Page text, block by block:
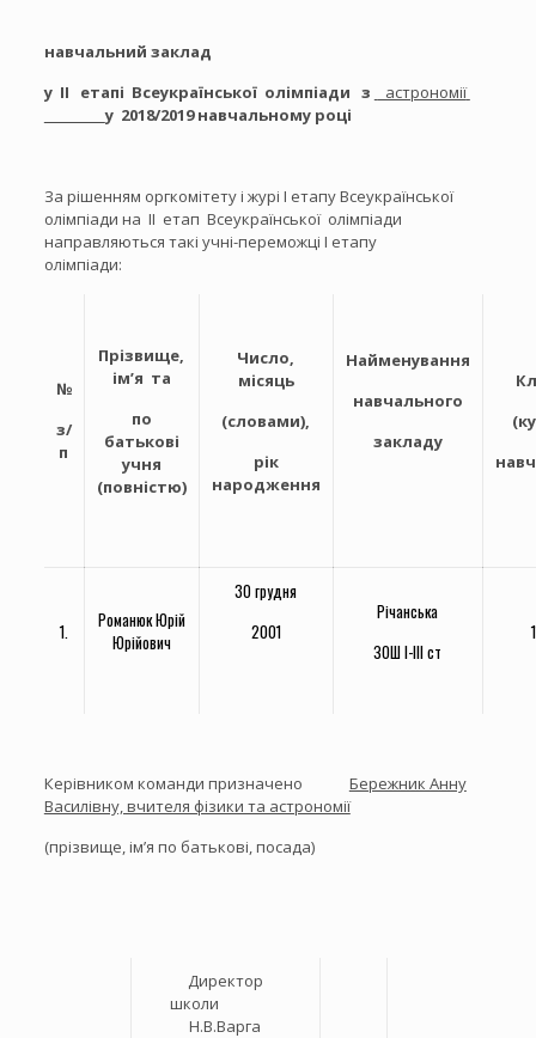
навчальний заклад
у ІІ етапі Всеукраїнської олімпіади з
астрономії
у 2018/2019 навчальному році
За рішенням оргкомітету і журі І етапу Всеукраїнської
олімпіади на ІІ етап Всеукраїнської олімпіади
направляються такі учні-переможці І етапу
олімпіади:
№
з/
п
Прізвище,
ім’я та
по
батькові
учня
(повністю)
Число,
місяць
(словами),
рік
народження
Найменування
навчального
закладу
1.
Романюк Юрій
Юрійович
30 грудня
2001
Річанська
ЗОШ І-ІІІ ст
Керівником команди призначено Бережник Анну
Василівну, вчителя фізики та астрономії
(прізвище, ім’я по батькові, посада)
Директор
школи
Н.В.Варга